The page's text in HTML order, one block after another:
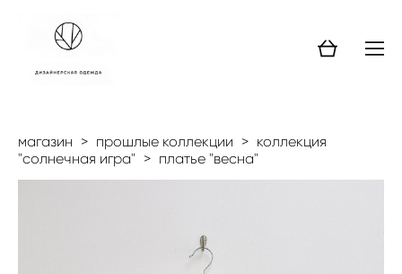
магазин > прошлые коллекции > коллекция
"солнечная игра" > платье "весна"